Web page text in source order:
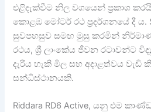
එළිදැක්වීම නිල වශයෙන් ප්‍රකාශ
කොළඹ මෝටර් රථ ප්‍රදර්ශනයේ දී ය.
සුවපහසුව සමඟ මුසු කරමින්
රථය, ශ්‍රී ලාංකේය ජීවන රටාවන්ට
දැරිය හැකි මිල සහ අදාළත්වය වැඩි
සන්ධිස්ථානයකි.
Riddara RD6 Active, යනු එම